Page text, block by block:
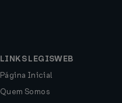
LINKS LEGISWEB
Página Inicial
Quem Somos